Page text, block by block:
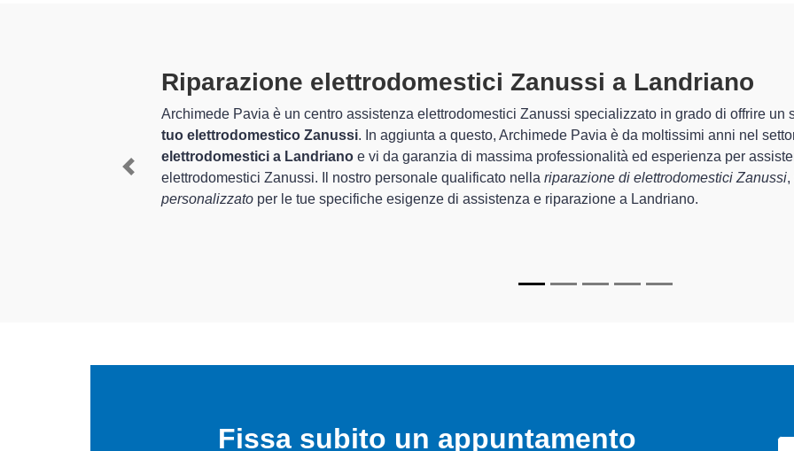
in grado di offrire un servizio completo per lariparazione del
moltissimi anni nel settore dell'assistenza eriparazione di
esperienza per assistenza e riparazione di grandi
Zanussi
, è in grado di offrire unservizio
Tecnici
preparati
I tecnici specializzati di Archimede Pavia
quel che riguarda la sistemazione e la
funzionamento degli apparecchi.
In più,i tecnici Zanussi specializzati
Previous
Fissa subito un appuntamento